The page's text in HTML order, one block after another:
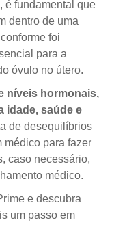
é fundamental que
dentro de uma
foi
para a
óvulo no útero.
níveis hormonais,
idade, saúde e
de desequilíbrios
médico para fazer
caso necessário,
médico.
e descubra
um passo em